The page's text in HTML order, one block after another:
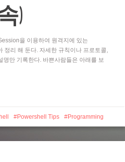
)
을 이용하여 원격지에 있는
리 해 둔다. 자세한 규칙이나 프로토콜,
만 기록한다. 바쁜사람들은 아래를 보
Powershell Tips Programming